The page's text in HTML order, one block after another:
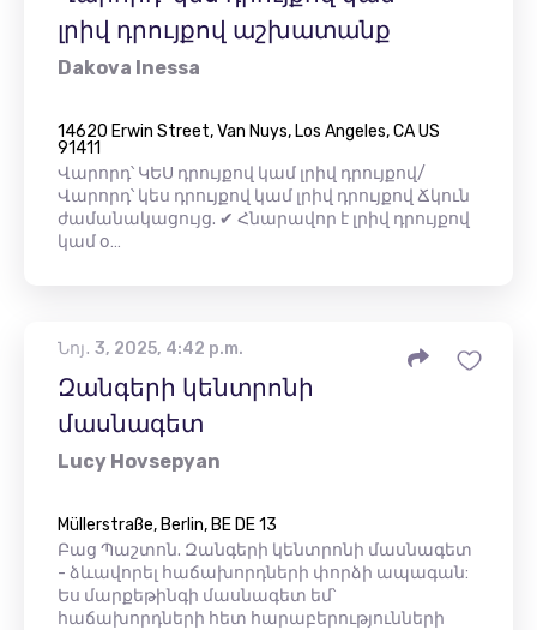
լրիվ դրույքով աշխատանք
Dakova Inessa
14620 Erwin Street, Van Nuys, Los Angeles, CA US
91411
Վարորդ՝ ԿԵՍ դրույքով կամ լրիվ դրույքով/
Վարորդ՝ կես դրույքով կամ լրիվ դրույքով Ճկուն
ժամանակացույց. ✔ Հնարավոր է լրիվ դրույքով
կամ օ…
Նոյ․ 3, 2025, 4:42 p.m.
Զանգերի կենտրոնի
մասնագետ
Lucy Hovsepyan
Müllerstraße, Berlin, BE DE 13
Բաց Պաշտոն. Զանգերի կենտրոնի մասնագետ
- ձևավորել հաճախորդների փորձի ապագան:
Ես մարքեթինգի մասնագետ եմ՝
հաճախորդների հետ հարաբերությունների